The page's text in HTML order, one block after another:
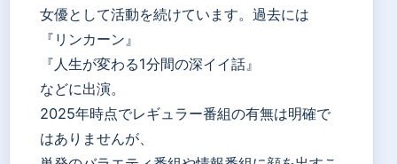
女優として活動を続けています。過去には
『リンカーン』
『人生が変わる1分間の深イイ話』
などに出演。
2025年時点でレギュラー番組の有無は明確で
はありませんが、